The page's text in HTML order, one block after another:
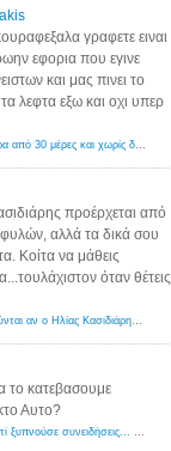
γραφετε ειναι
εφορια που εγινε
και μας πινει το
λεφτα εξω και οχι υπερ
Εφορία: Κατάσχονται όλα ύστερα από 30 μέρες και χωρίς δικαστικές αποφάσεις - Λόγιος Ερμής
προέρχεται από
αλλά τα δικά σου
Κοίτα να μάθεις
όταν θέτεις
Αμερικανοί ρατσιστές αναρωτιούνται αν ο Ηλίας Κασιδιάρης ανήκει στη λευκή φυλή... - Λόγιος Ερμής
το κατεβασουμε
Αυτο?
Ένα βιβλίο που πολεμήθηκε γιατί ξυπνούσε συνειδήσεις... - Λόγιος Ερμής | Η γνώση ξεκινάει με την αναζήτηση...